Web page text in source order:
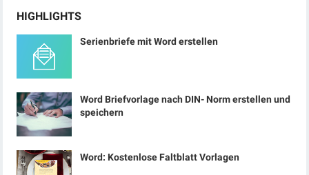
HIGHLIGHTS
Serienbriefe mit Word erstellen
Word Briefvorlage nach DIN- Norm erstellen und
speichern
Word: Kostenlose Faltblatt Vorlagen